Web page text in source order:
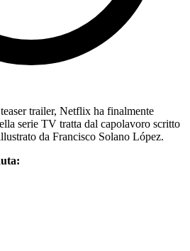
trailer, Netflix ha finalmente
serie TV tratta dal capolavoro scritto
da Francisco Solano López.